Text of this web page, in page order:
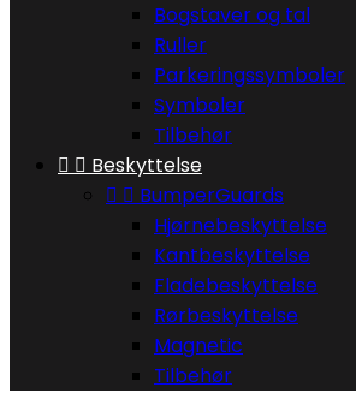
Bogstaver og tal
Ruller
Parkeringssymboler
Symboler
Tilbehør
  Beskyttelse
  BumperGuards
Hjørnebeskyttelse
Kantbeskyttelse
Fladebeskyttelse
Rørbeskyttelse
Magnetic
Tilbehør